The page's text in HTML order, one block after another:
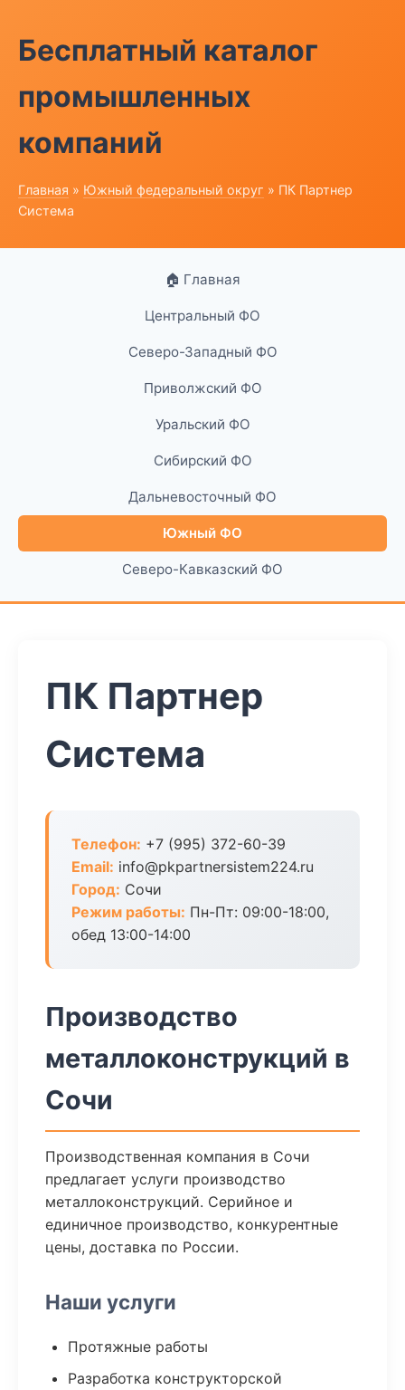
Бесплатный каталог
промышленных
компаний
Главная » Южный федеральный округ » ПК Партнер
Система
🏠 Главная
Центральный ФО
Северо-Западный ФО
Приволжский ФО
Уральский ФО
Сибирский ФО
Дальневосточный ФО
Южный ФО
Северо-Кавказский ФО
ПК Партнер
Система
Телефон: +7 (995) 372-60-39
Email: info@pkpartnersistem224.ru
Город: Сочи
Режим работы: Пн-Пт: 09:00-18:00,
обед 13:00-14:00
Производство
металлоконструкций в
Сочи
Производственная компания в Сочи
предлагает услуги производство
металлоконструкций. Серийное и
единичное производство, конкурентные
цены, доставка по России.
Наши услуги
Протяжные работы
Разработка конструкторской